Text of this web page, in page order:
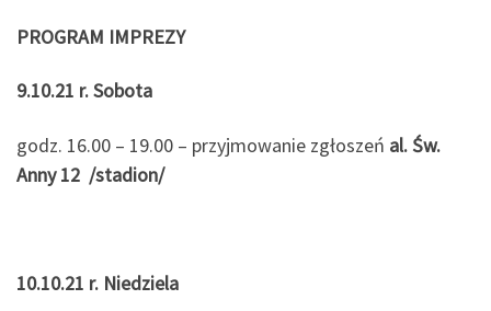
PROGRAM IMPREZY
9.10.21 r. Sobota
godz. 16.00 – 19.00 – przyjmowanie zgłoszeń al. Św.
Anny 12 /stadion/
10.10.21 r. Niedziela